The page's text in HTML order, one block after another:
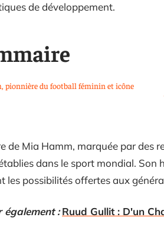
de développement.
pionnière du football féminin et icône
de Mia Hamm, marquée par des
dans le sport mondial. Son
les possibilités offertes aux
également : Ruud Gullit : D'un